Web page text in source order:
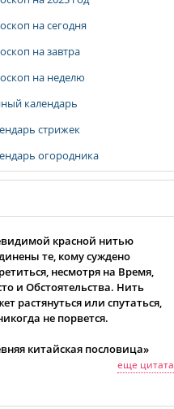
на сегодня
на завтра
на неделю
календарь
стрижек
огородника
красной нитью
те, кому суждено
несмотря на Время,
и Обстоятельства. Нить
растянуться или спутаться,
не порвется.
китайская пословица»
еще цитата